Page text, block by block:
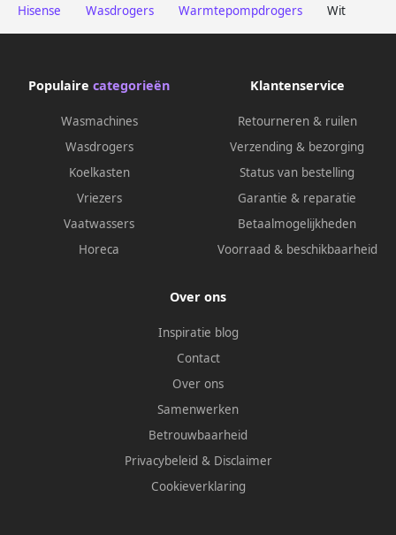
Hisense Wasdrogers Warmtepompdrogers Wit
Populaire categorieën
Wasmachines
Wasdrogers
Koelkasten
Vriezers
Vaatwassers
Horeca
Klantenservice
Retourneren & ruilen
Verzending & bezorging
Status van bestelling
Garantie & reparatie
Betaalmogelijkheden
Voorraad & beschikbaarheid
Over ons
Inspiratie blog
Contact
Over ons
Samenwerken
Betrouwbaarheid
Privacybeleid & Disclaimer
Cookieverklaring